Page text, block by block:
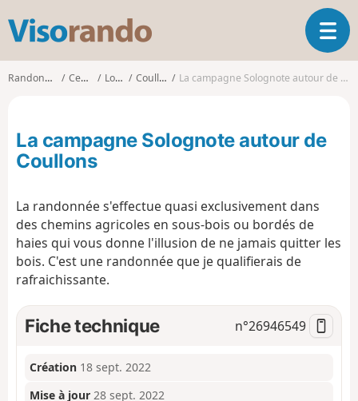
s
o
d
O
u
v
g
o
n
Randonnées Centre Loiret Coullons La campagne Solognote autour de Coullons
La campagne Solognote autour de
Coullons
La randonnée s'effectue quasi exclusivement dans
des chemins agricoles en sous-bois ou bordés de
haies qui vous donne l'illusion de ne jamais quitter les
bois. C'est une randonnée que je qualifierais de
rafraichissante.
Fiche technique n°26946549
Création 18 sept. 2022
Mise à jour 28 sept. 2022